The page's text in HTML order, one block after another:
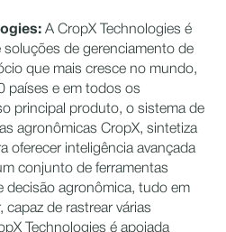
A CropX Technologies é
de gerenciamento de
que mais cresce no mundo,
países e em todos os
principal produto, o sistema de
agronômicas CropX, sintetiza
oferecer inteligência avançada
conjunto de ferramentas
decisão agronômica, tudo em
capaz de rastrear várias
Technologies é apoiada